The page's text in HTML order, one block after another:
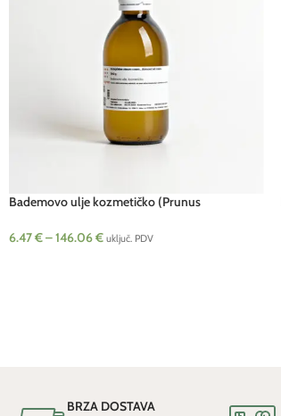
Bademovo ulje kozmetičko (Prunus
6.47€–146.06€ uključ. PDV
BRZA DOSTAVA